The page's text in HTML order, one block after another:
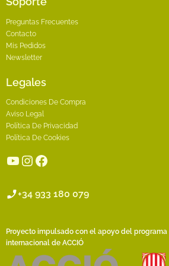
Preguntas Frecuentes
Contacto
Mis Pedidos
Newsletter
Legales
Condiciones De Compra
Aviso Legal
Política De Privacidad
Política De Cookies
YouTube
Instagram
Facebook
+34 933 180 079
Proyecto impulsado con el apoyo del
internacional de ACCIÓ